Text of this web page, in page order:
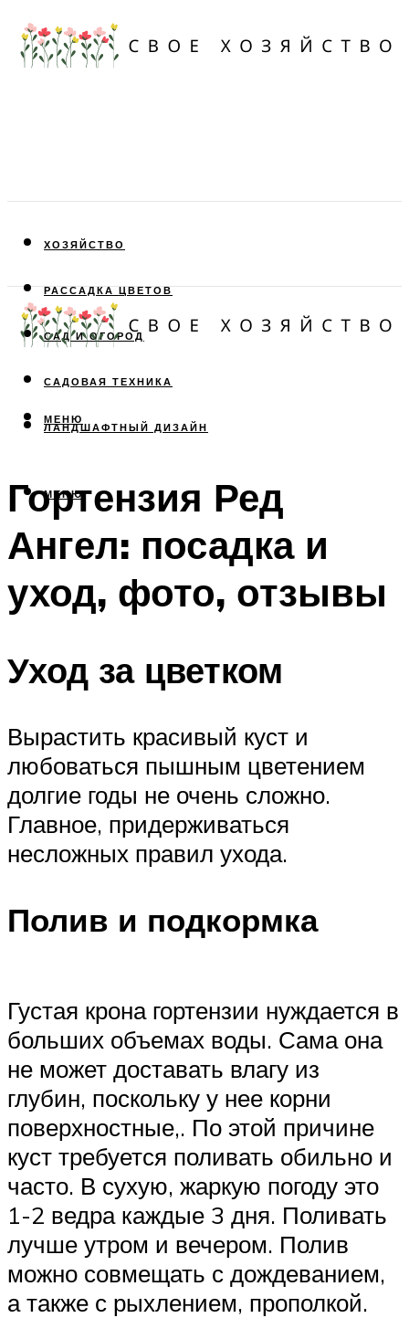
ХОЗЯЙСТВО
РАССАДКА ЦВЕТОВ
САД И ОГОРОД
САДОВАЯ ТЕХНИКА
ЛАНДШАФТНЫЙ ДИЗАЙН
МЕНЮ
МЕНЮ
Гортензия Ред
Ангел: посадка и
уход, фото, отзывы
Уход за цветком
Вырастить красивый куст и
любоваться пышным цветением
долгие годы не очень сложно.
Главное, придерживаться
несложных правил ухода.
Полив и подкормка
Густая крона гортензии нуждается в
больших объемах воды. Сама она
не может доставать влагу из
глубин, поскольку у нее корни
поверхностные,. По этой причине
куст требуется поливать обильно и
часто. В сухую, жаркую погоду это
1-2 ведра каждые 3 дня. Поливать
лучше утром и вечером. Полив
можно совмещать с дождеванием,
а также с рыхлением, прополкой.